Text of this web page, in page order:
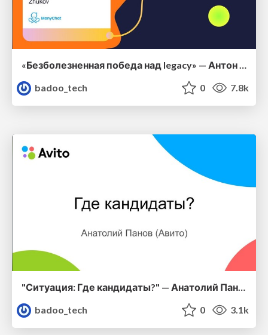
«Безболезненная победа над legacy» — Антон Жуков, ManyChat
badoo_tech
0 7.8k
"Ситуация: Где кандидаты?" — Анатолий Панов (Авито)
badoo_tech
0 3.1k